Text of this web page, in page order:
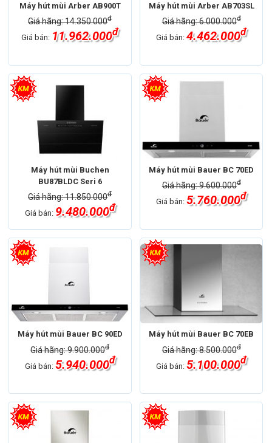
Máy hút mùi Arber AB900T
Giá hãng: 14.350.000đ
Giá bán: 11.962.000đ
Máy hút mùi Arber AB703SL
Giá hãng: 6.000.000đ
Giá bán:4.462.000đ
Máy hút mùi Buchen
BU87BLDC Seri 6
Giá hãng: 11.850.000đ
Giá bán: 9.480.000đ
Máy hút mùi Bauer BC 70ED
Giá hãng: 9.600.000đ
Giá bán:5.760.000đ
Máy hút mùi Bauer BC 90ED
Giá hãng: 9.900.000đ
Giá bán: 5.940.000đ
Máy hút mùi Bauer BC 70EB
Giá hãng: 8.500.000đ
Giá bán:5.100.000đ